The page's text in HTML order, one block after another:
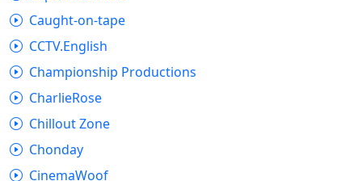
Caught-on-tape
CCTV.English
Championship Productions
CharlieRose
Chillout Zone
Chonday
CinemaWoof